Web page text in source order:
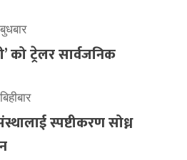
को ट्रेलर सार्वजनिक
स्पष्टीकरण सोध्न